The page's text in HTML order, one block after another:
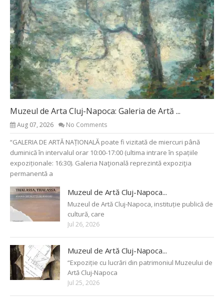
Muzeul de Arta Cluj-Napoca: Galeria de Artă ...
Aug 07, 2026 No Comments
“GALERIA DE ARTĂ NAȚIONALĂ poate fi vizitată de miercuri până
duminică în intervalul orar 10:00-17:00 (ultima intrare în spațiile
expoziționale: 16:30). Galeria Naţională reprezintă expoziţia
permanentă a
Muzeul de Artă Cluj-Napoca...
Muzeul de Artă Cluj-Napoca, instituție publică de
cultură, care
Jul 26, 2026
Muzeul de Artă Cluj-Napoca...
“Expoziție cu lucrări din patrimoniul Muzeului de
Artă Cluj-Napoca
Jul 25, 2026